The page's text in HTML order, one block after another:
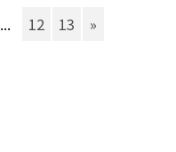
... 12 13 »